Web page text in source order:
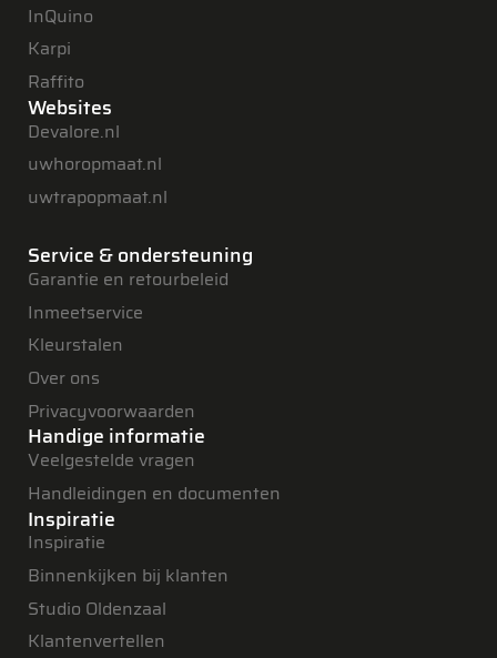
InQuino
Karpi
Raffito
Websites
Devalore.nl
uwhoropmaat.nl
uwtrapopmaat.nl
Service & ondersteuning
Garantie en retourbeleid
Inmeetservice
Kleurstalen
Over ons
Privacyvoorwaarden
Handige informatie
Veelgestelde vragen
Handleidingen en documenten
Inspiratie
Inspiratie
Binnenkijken bij klanten
Studio Oldenzaal
Klantenvertellen